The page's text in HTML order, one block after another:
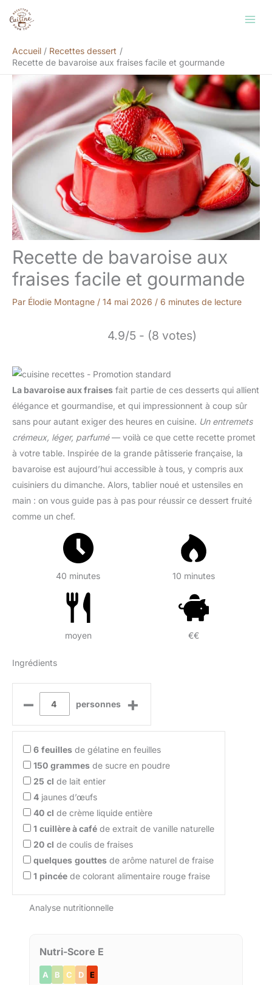
Accueil
Recettes dessert
Recette de bavaroise aux fraises facile et gourmande
Recette de bavaroise aux
fraises facile et gourmande
Par Élodie Montagne / 14 mai 2026 / 6 minutes de lecture
4.9/5 - (8 votes)
La bavaroise aux fraises fait partie de ces desserts qui allient
élégance et gourmandise, et qui impressionnent à coup sûr
sans pour autant exiger des heures en cuisine. Un entremets
crémeux, léger, parfumé— voilà ce que cette recette promet
à votre table. Inspirée de la grande pâtisserie française, la
bavaroise est aujourd’hui accessible à tous, y compris aux
cuisiniers du dimanche. Alors, tablier noué et ustensiles en
main : on vous guide pas à pas pour réussir ce dessert fruité
comme un chef.
40 minutes 10 minutes
moyen €€
Ingrédients
– personnes +
6 feuilles de gélatine en feuilles
150 grammes de sucre en poudre
25 cl de lait entier
4 jaunes d’œufs
40 cl de crème liquide entière
1 cuillère à café de extrait de vanille naturelle
20 cl de coulis de fraises
quelques gouttes de arôme naturel de fraise
1 pincée de colorant alimentaire rouge fraise
Analyse nutritionnelle
Nutri-Score E
A B C D E
Rechercher